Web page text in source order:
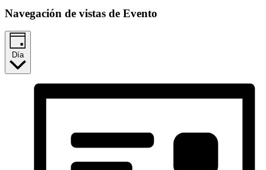
Navegación de vistas de Evento
Día